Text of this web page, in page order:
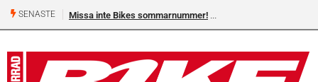
SENASTE Missa inte Bikes sommarnummer!